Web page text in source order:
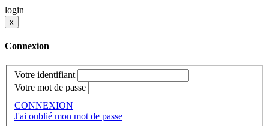
login
x
Connexion
Votre identifiant
Votre mot de passe
CONNEXION
J'ai oublié mon mot de passe